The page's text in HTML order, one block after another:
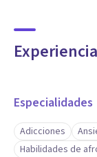
Experiencia
Especialidades
Adicciones
Habilidades de